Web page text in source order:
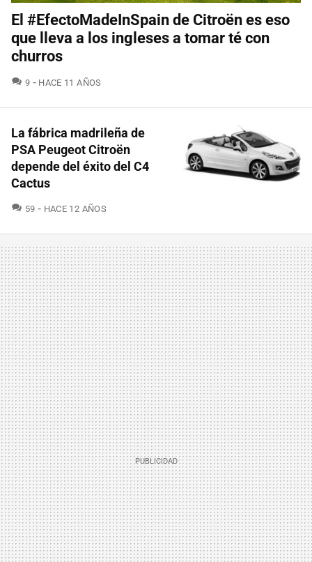
El #EfectoMadeInSpain de Citroën es eso
que lleva a los ingleses a tomar té con
churros
9 COMENTARIOS
HACE 11 AÑOS
La fábrica madrileña de
PSA Peugeot Citroën
depende del éxito del C4
Cactus
59 COMENTARIOS
HACE 12 AÑOS